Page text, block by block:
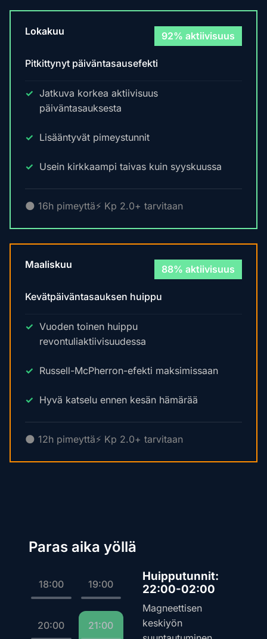
Lokakuu 92% aktiivisuus
Pitkittynyt päiväntasausefekti
Jatkuva korkea aktiivisuus
päiväntasauksesta
Lisääntyvät pimeystunnit
Usein kirkkaampi taivas kuin syyskuussa
🌑 16h pimeyttä⚡ Kp 2.0+ tarvitaan
Maaliskuu 88% aktiivisuus
Kevätpäiväntasauksen huippu
Vuoden toinen huippu
revontuliaktiivisuudessa
Russell-McPherron-efekti maksimissaan
Hyvä katselu ennen kesän hämärää
🌑 12h pimeyttä⚡ Kp 2.0+ tarvitaan
Paras aika yöllä
18:00 19:00
20:00 21:00
Huipputunnit:
22:00-02:00
Magneettisen
keskiyön